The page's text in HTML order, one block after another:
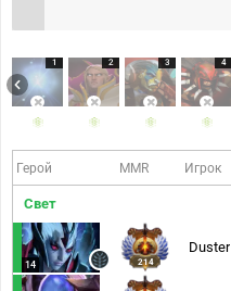
1 2 3 4
Герой MMR Игрок
Свет
14 214
Duster